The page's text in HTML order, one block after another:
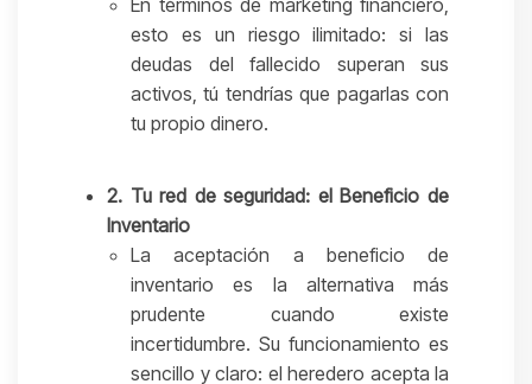
En términos de marketing financiero,
esto es un riesgo ilimitado: si las
deudas del fallecido superan sus
activos, tú tendrías que pagarlas con
tu propio dinero.
2. Tu red de seguridad: el Beneficio de
Inventario
La aceptación a beneficio de
inventario es la alternativa más
prudente cuando existe
incertidumbre. Su funcionamiento es
sencillo y claro: el heredero acepta la